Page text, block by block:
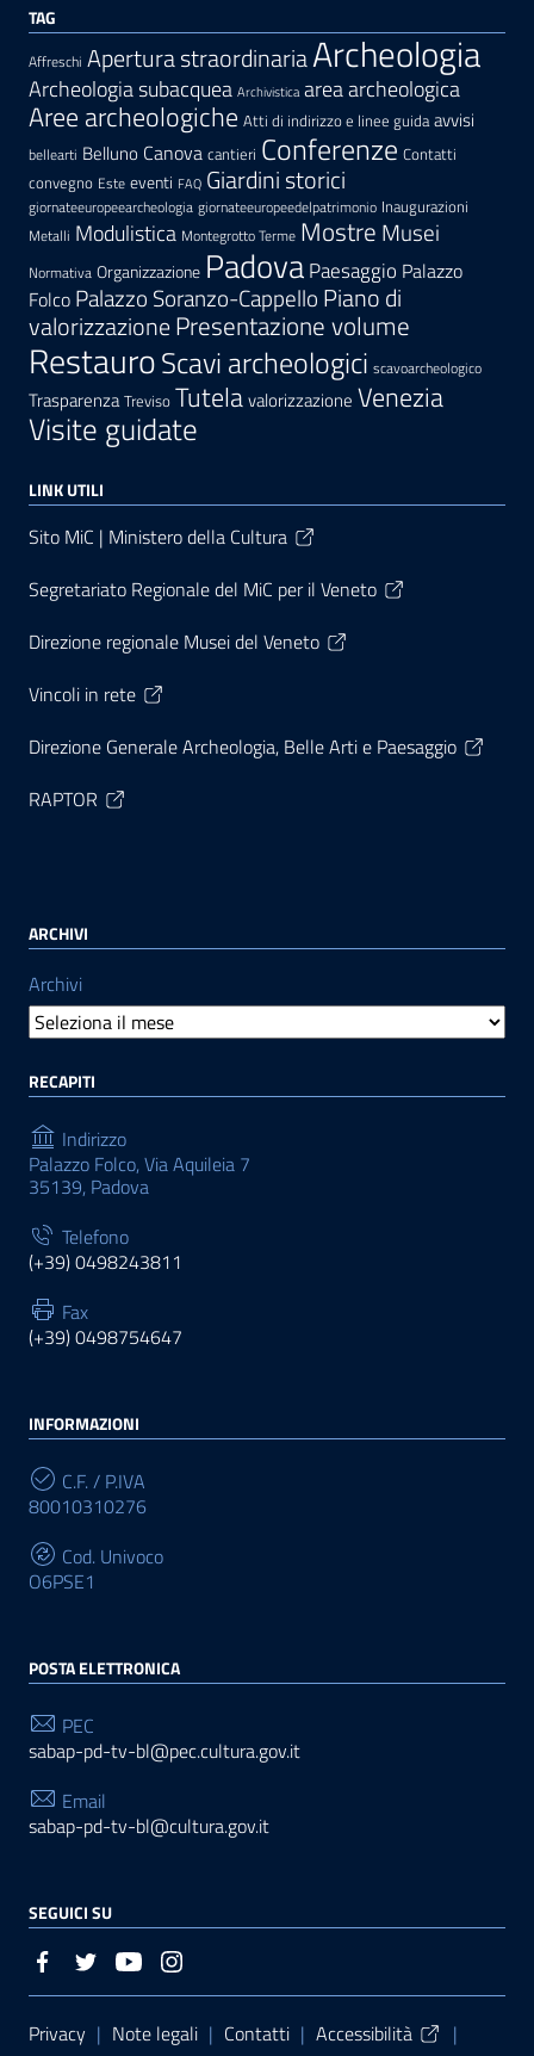
TAG
Affreschi Apertura straordinariaArcheologia
Archeologia subacquea Archivistica area archeologica
Aree archeologiche Atti di indirizzo e linee guida avvisi
bellearti Belluno Canova cantieri Conferenze Contatti
convegno Este eventi FAQ Giardini storici
giornateeuropeearcheologia giornateeuropeedelpatrimonio Inaugurazioni
Metalli Modulistica Montegrotto Terme Mostre Musei
Normativa Organizzazione PadovaPaesaggio Palazzo
Folco Palazzo Soranzo-Cappello Piano di
valorizzazionePresentazione volume
RestauroScavi archeologici scavoarcheologico
Trasparenza Treviso Tutelavalorizzazione Venezia
Visite guidate
LINK UTILI
Sito MiC | Ministero della Cultura
Segretariato Regionale del MiC per il Veneto
Direzione regionale Musei del Veneto
Vincoli in rete
Direzione Generale Archeologia, Belle Arti e Paesaggio
RAPTOR
ARCHIVI
Archivi
RECAPITI
Indirizzo
Palazzo Folco, Via Aquileia 7
35139, Padova
Telefono
(+39) 0498243811
Fax
(+39) 0498754647
INFORMAZIONI
C.F. / P.IVA
80010310276
Cod. Univoco
O6PSE1
POSTA ELETTRONICA
PEC
sabap-pd-tv-bl@pec.cultura.gov.it
Email
sabap-pd-tv-bl@cultura.gov.it
SEGUICI SU
Sezione Link Utili
Privacy | Note legali | Contatti | Accessibilità |